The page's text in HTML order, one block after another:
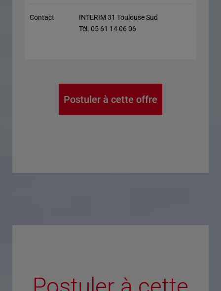
Contact
INTERIM 31 Toulouse Sud
Tél. 05 61 14 06 06
Postuler à cette offre